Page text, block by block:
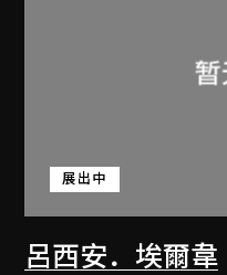
呂西安．埃爾韋
展出中